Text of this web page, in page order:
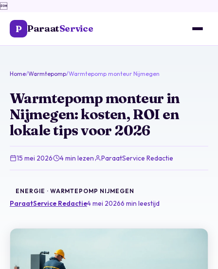

P ParaatService
Home/Warmtepomp/Warmtepomp monteur Nijmegen
Warmtepomp monteur in
Nijmegen: kosten, ROI en
lokale tips voor 2026
15 mei 2026· 4 min lezen· ParaatService Redactie
ENERGIE · WARMTEPOMP NIJMEGEN
ParaatService Redactie4 mei 20266 min leestijd